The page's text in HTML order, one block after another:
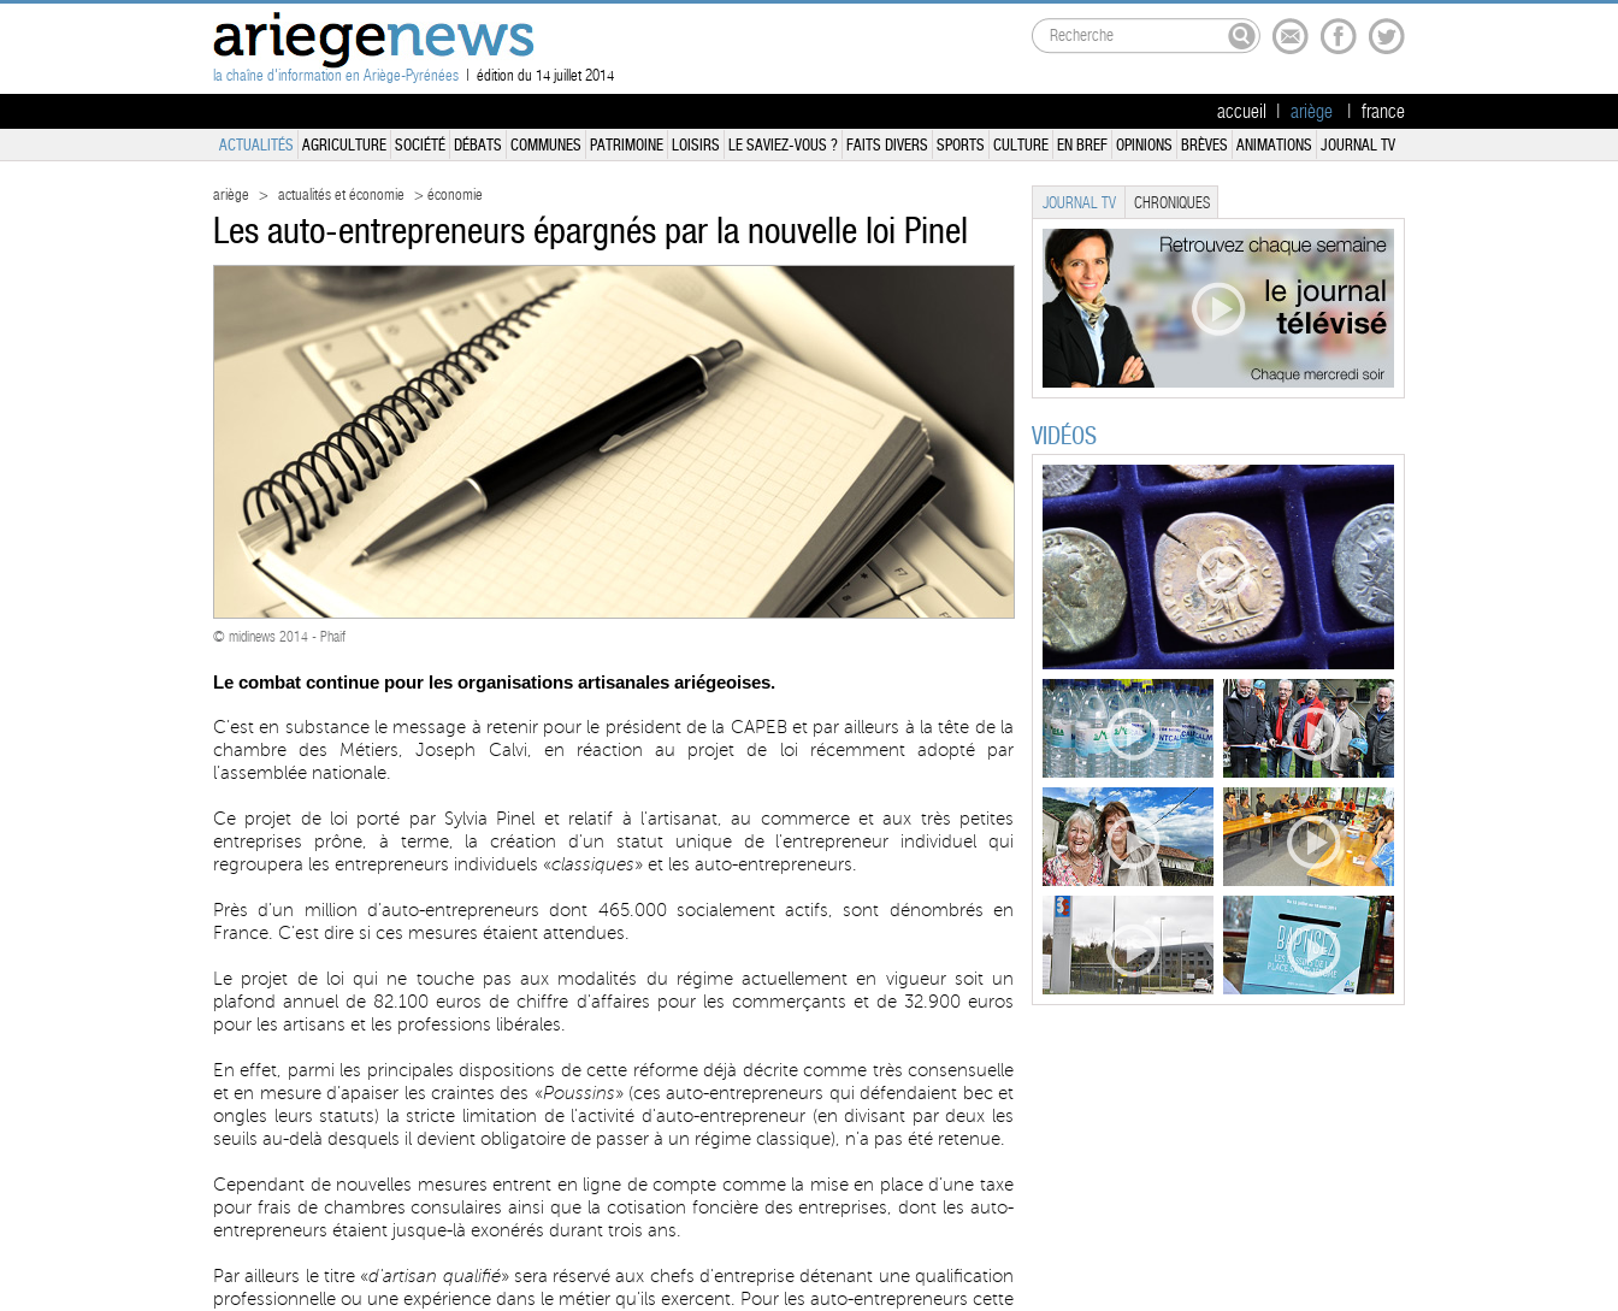
la chaîne d'information en Ariège-Pyrénées | édition du 14 juillet 2014
accueil ariège france
ACTUALITÉS AGRICULTURE SOCIÉTÉ DÉBATS COMMUNES PATRIMOINE LOISIRS LE SAVIEZ-VOUS ? FAITS DIVERS SPORTS CULTURE EN BREF OPINIONS BRÈVES ANIMATIONS JOURNAL TV
ariège > actualités et économie > économie
Les auto-entrepreneurs épargnés par la nouvelle loi Pinel
© midinews 2014 - Phaif
Le combat continue pour les organisations artisanales ariégeoises.
C’est en substance le message à retenir pour le président de la CAPEB et par ailleurs à la tête de la
chambre des Métiers, Joseph Calvi, en réaction au projet de loi récemment adopté par
l’assemblée nationale.
Ce projet de loi porté par Sylvia Pinel et relatif à l'artisanat, au commerce et aux très petites
entreprises prône, à terme, la création d'un statut unique de l'entrepreneur individuel qui
regroupera les entrepreneurs individuels «classiques» et les auto-entrepreneurs.
Près d’un million d’auto-entrepreneurs dont 465.000 socialement actifs, sont dénombrés en
France. C’est dire si ces mesures étaient attendues.
Le projet de loi qui ne touche pas aux modalités du régime actuellement en vigueur soit un
plafond annuel de 82.100 euros de chiffre d'affaires pour les commerçants et de 32.900 euros
pour les artisans et les professions libérales.
En effet, parmi les principales dispositions de cette réforme déjà décrite comme très consensuelle
et en mesure d’apaiser les craintes des «Poussins» (ces auto-entrepreneurs qui défendaient bec et
ongles leurs statuts) la stricte limitation de l'activité d'auto-entrepreneur (en divisant par deux les
seuils au-delà desquels il devient obligatoire de passer à un régime classique), n’a pas été retenue.
Cependant de nouvelles mesures entrent en ligne de compte comme la mise en place d’une taxe
pour frais de chambres consulaires ainsi que la cotisation foncière des entreprises, dont les auto-
entrepreneurs étaient jusque-là exonérés durant trois ans.
Par ailleurs le titre «d'artisan qualifié» sera réservé aux chefs d'entreprise détenant une qualification
professionnelle ou une expérience dans le métier qu'ils exercent. Pour les auto-entrepreneurs cette
JOURNAL TV CHRONIQUES
VIDÉOS